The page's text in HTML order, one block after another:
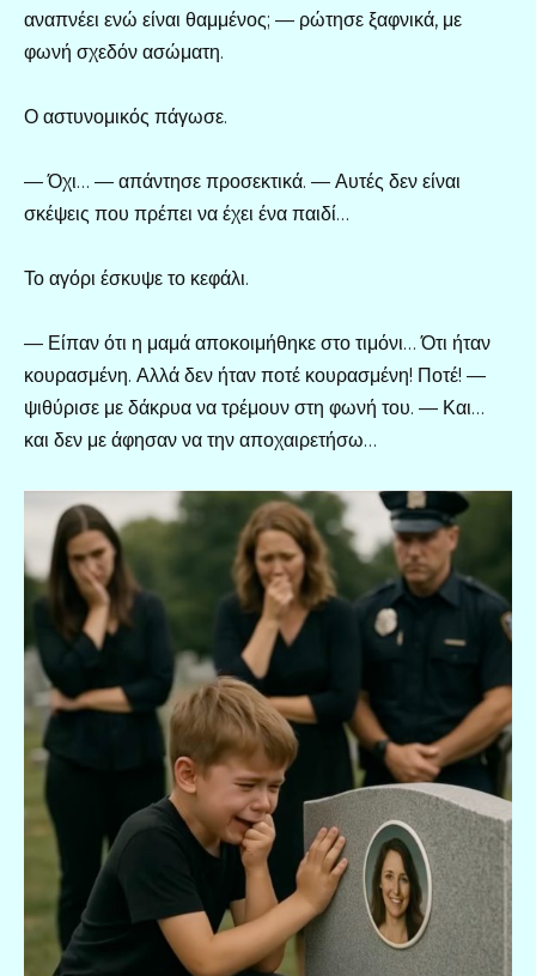
αναπνέει ενώ είναι θαμμένος; — ρώτησε ξαφνικά, με
φωνή σχεδόν ασώματη.
Ο αστυνομικός πάγωσε.
— Όχι… — απάντησε προσεκτικά. — Αυτές δεν είναι
σκέψεις που πρέπει να έχει ένα παιδί…
Το αγόρι έσκυψε το κεφάλι.
— Είπαν ότι η μαμά αποκοιμήθηκε στο τιμόνι… Ότι ήταν
κουρασμένη. Αλλά δεν ήταν ποτέ κουρασμένη! Ποτέ! —
ψιθύρισε με δάκρυα να τρέμουν στη φωνή του. — Και…
και δεν με άφησαν να την αποχαιρετήσω…